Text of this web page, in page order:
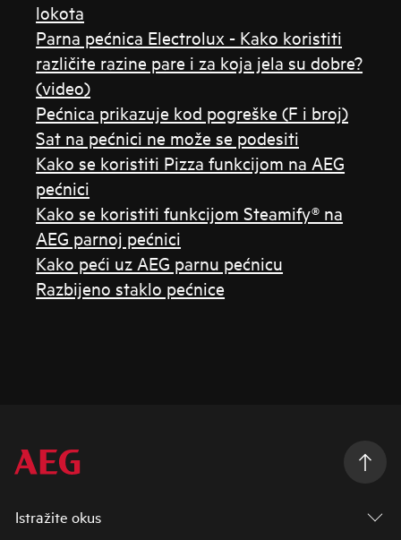
lokota
Parna pećnica Electrolux - Kako koristiti
različite razine pare i za koja jela su dobre?
(video)
Pećnica prikazuje kod pogreške (F i broj)
Sat na pećnici ne može se podesiti
Kako se koristiti Pizza funkcijom na AEG
pećnici
Kako se koristiti funkcijom Steamify® na
AEG parnoj pećnici
Kako peći uz AEG parnu pećnicu
Razbijeno staklo pećnice
Istražite okus